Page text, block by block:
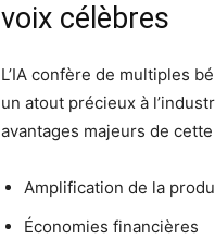
voix célèbres
L’IA confère de multiples
un atout précieux à
avantages majeurs de
Amplification de la
Économies financières